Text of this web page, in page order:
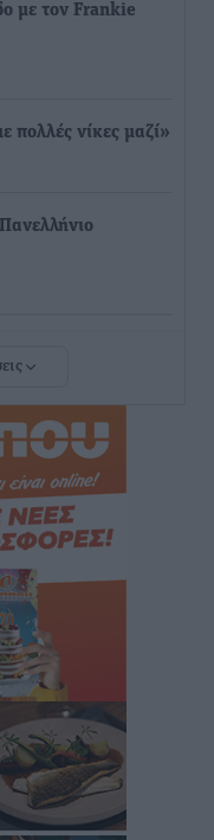
με τον Frankie
πολλές νίκες μαζί»
και επιστροφή
Center Athens
υποψηφιότητα
9ο Kos 3X3